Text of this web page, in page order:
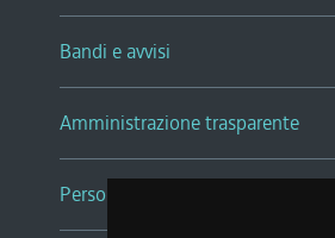
Bandi e avvisi
Amministrazione trasparente
Persone e Uffici